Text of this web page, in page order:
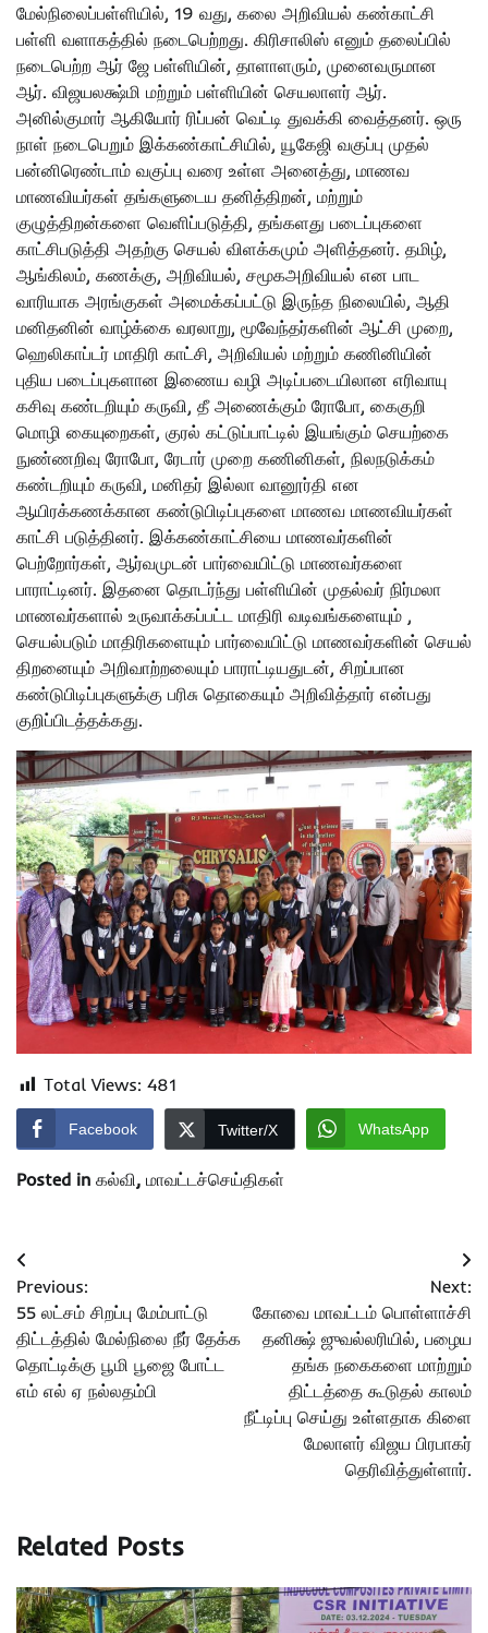
மேல்நிலைப்பள்ளியில், 19 வது, கலை அறிவியல் கண்காட்சி
பள்ளி வளாகத்தில் நடைபெற்றது. கிரிசாலிஸ் எனும் தலைப்பில்
நடைபெற்ற ஆர் ஜே பள்ளியின், தாளாளரும், முனைவருமான
ஆர். விஜயலக்ஷ்மி மற்றும் பள்ளியின் செயலாளர் ஆர்.
அனில்குமார் ஆகியோர் ரிப்பன் வெட்டி துவக்கி வைத்தனர். ஒரு
நாள் நடைபெறும் இக்கண்காட்சியில், யூகேஜி வகுப்பு முதல்
பன்னிரெண்டாம் வகுப்பு வரை உள்ள அனைத்து, மாணவ
மாணவியர்கள் தங்களுடைய தனித்திறன், மற்றும்
குழுத்திறன்களை வெளிப்படுத்தி, தங்களது படைப்புகளை
காட்சிபடுத்தி அதற்கு செயல் விளக்கமும் அளித்தனர். தமிழ்,
ஆங்கிலம், கணக்கு, அறிவியல், சமூகஅறிவியல் என பாட
வாரியாக அரங்குகள் அமைக்கப்பட்டு இருந்த நிலையில், ஆதி
மனிதனின் வாழ்க்கை வரலாறு, மூவேந்தர்களின் ஆட்சி முறை,
ஹெலிகாப்டர் மாதிரி காட்சி, அறிவியல் மற்றும் கணினியின்
புதிய படைப்புகளான இணைய வழி அடிப்படையிலான எரிவாயு
கசிவு கண்டறியும் கருவி, தீ அணைக்கும் ரோபோ, கைகுறி
மொழி கையுறைகள், குரல் கட்டுப்பாட்டில் இயங்கும் செயற்கை
நுண்ணறிவு ரோபோ, ரேடார் முறை கணினிகள், நிலநடுக்கம்
கண்டறியும் கருவி, மனிதர் இல்லா வானூர்தி என
ஆயிரக்கணக்கான கண்டுபிடிப்புகளை மாணவ மாணவியர்கள்
காட்சி படுத்தினர். இக்கண்காட்சியை மாணவர்களின்
பெற்றோர்கள், ஆர்வமுடன் பார்வையிட்டு மாணவர்களை
பாராட்டினர். இதனை தொடர்ந்து பள்ளியின் முதல்வர் நிர்மலா
மாணவர்களால் உருவாக்கப்பட்ட மாதிரி வடிவங்களையும் ,
செயல்படும் மாதிரிகளையும் பார்வையிட்டு மாணவர்களின் செயல்
திறனையும் அறிவாற்றலையும் பாராட்டியதுடன், சிறப்பான
கண்டுபிடிப்புகளுக்கு பரிசு தொகையும் அறிவித்தார் என்பது
குறிப்பிடத்தக்கது.
Total Views: 481
Facebook Twitter/X WhatsApp
Posted in கல்வி, மாவட்டச்செய்திகள்
Post
navigation
Previous:
55 லட்சம் சிறப்பு மேம்பாட்டு
திட்டத்தில் மேல்நிலை நீர் தேக்க
தொட்டிக்கு பூமி பூஜை போட்ட
எம் எல் ஏ நல்லதம்பி
Next:
கோவை மாவட்டம் பொள்ளாச்சி
தனிக்ஷ் ஜுவல்லரியில், பழைய
தங்க நகைகளை மாற்றும்
திட்டத்தை கூடுதல் காலம்
நீட்டிப்பு செய்து உள்ளதாக கிளை
மேலாளர் விஜய பிரபாகர்
தெரிவித்துள்ளார்.
Related Posts